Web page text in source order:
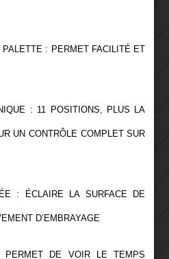
: PERMET FACILITÉ ET
: 11 POSITIONS, PLUS LA
UN CONTRÔLE COMPLET SUR
: ÉCLAIRE LA SURFACE DE
D’EMBRAYAGE
DE VOIR LE TEMPS